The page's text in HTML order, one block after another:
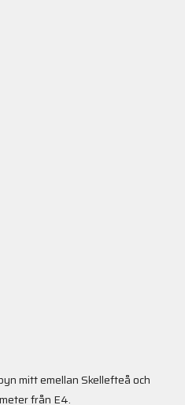
mitt emellan Skellefteå och
från E4.